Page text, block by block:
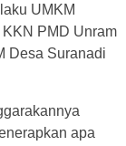
UMKM
PMD Unram
Desa Suranadi
apa